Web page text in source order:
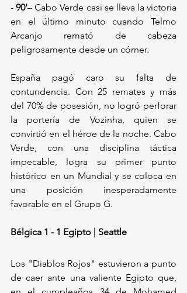
- 90'– Cabo Verde casi se lleva la victoria
en el último minuto cuando Telmo
Arcanjo remató de cabeza
peligrosamente desde un córner.
España pagó caro su falta de
contundencia. Con 25 remates y más
del 70% de posesión, no logró perforar
la portería de Vozinha, quien se
convirtió en el héroe de la noche. Cabo
Verde, con una disciplina táctica
impecable, logra su primer punto
histórico en un Mundial y se coloca en
una posición inesperadamente
favorable en el Grupo G.
Bélgica 1 - 1 Egipto | Seattle
Los "Diablos Rojos" estuvieron a punto
de caer ante una valiente Egipto que,